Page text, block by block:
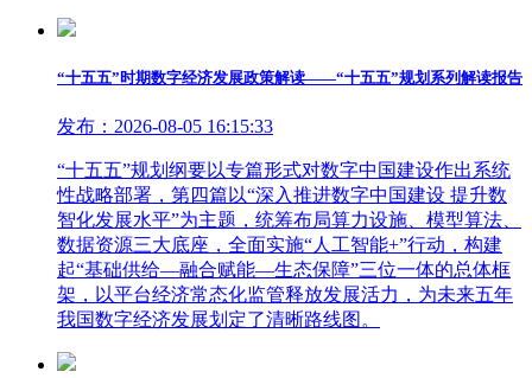
“十五五”时期数字经济发展政策解读——“十五五”规划系列解读报告
发布：2026-08-05 16:15:33
“十五五”规划纲要以专篇形式对数字中国建设作出系统
性战略部署，第四篇以“深入推进数字中国建设 提升数
智化发展水平”为主题，统筹布局算力设施、模型算法、
数据资源三大底座，全面实施“人工智能+”行动，构建
起“基础供给—融合赋能—生态保障”三位一体的总体框
架，以平台经济常态化监管释放发展活力，为未来五年
我国数字经济发展划定了清晰路线图。